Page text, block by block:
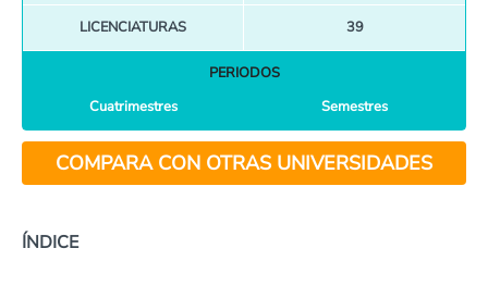
LICENCIATURAS 39
PERIODOS
Cuatrimestres
Semestres
COMPARA CON OTRAS UNIVERSIDADES
ÍNDICE